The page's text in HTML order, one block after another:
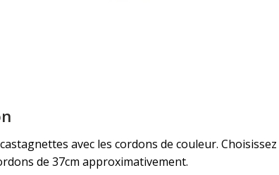
avec les cordons de couleur.
de 37cm approximativement.